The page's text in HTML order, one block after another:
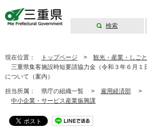
検索
現在位置： トップページ > 観光・産業・しごと
三重県集客施設時短要請協力金（令和３年６月１
について（案内）
担当所属： 県庁の組織一覧 > 雇用経済部 >
中小企業・サービス産業振興課